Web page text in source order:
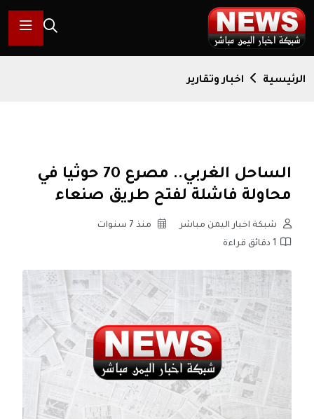
الرئيسية اخبار وتقارير
الساحل الغربي.. مصرع 70 حوثيا في
محاولة فاشلة لفتح طريق صنعاء
شبكة اخبار اليمن مباشر
منذ 7 سنوات
1 دقائق قراءة